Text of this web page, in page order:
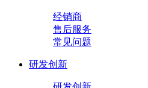
经销商
售后服务
常见问题
研发创新